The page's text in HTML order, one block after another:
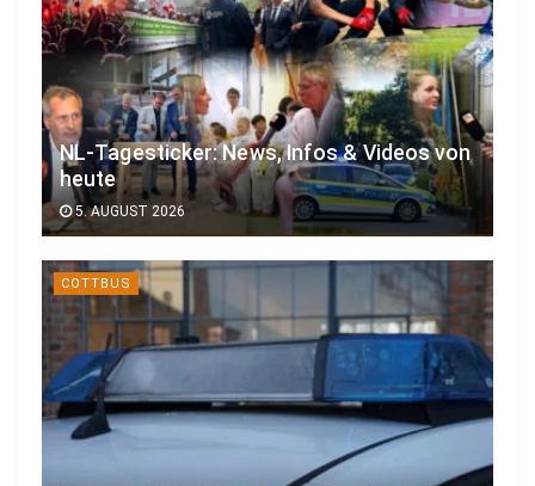
NL-Tagesticker: News, Infos & Videos von
heute
5. AUGUST 2026
COTTBUS